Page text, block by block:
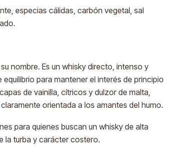
especias cálidas, carbón vegetal, sal
nombre. Es un whisky directo, intenso y
para mantener el interés de principio
de vainilla, cítricos y dulzor de malta,
orientada a los amantes del humo.
para quienes buscan un whisky de alta
la turba y carácter costero.